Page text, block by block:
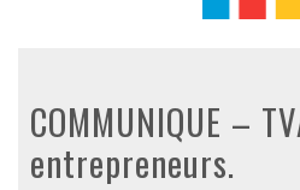
COMMUNIQUE –
entrepreneurs.